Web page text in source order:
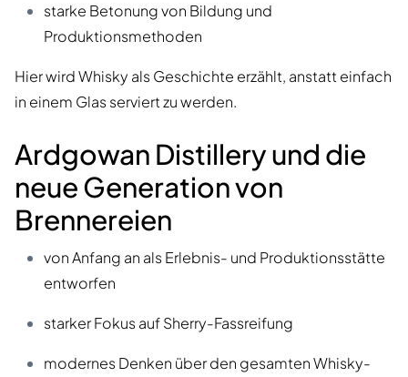
starke Betonung von Bildung und
Produktionsmethoden
Hier wird Whisky als Geschichte erzählt, anstatt einfach
in einem Glas serviert zu werden.
Ardgowan Distillery und die
neue Generation von
Brennereien
von Anfang an als Erlebnis- und Produktionsstätte
entworfen
starker Fokus auf Sherry-Fassreifung
modernes Denken über den gesamten Whisky-